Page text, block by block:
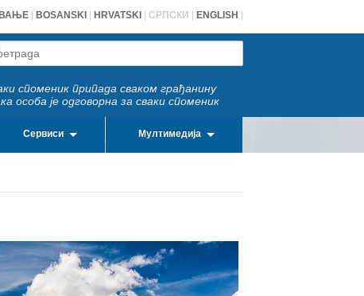
BOSANSKI HRVATSKI СРПСКИ ENGLISH
споменик припада сваком грађанину
особа је одговорна за сваки споменик
Сервиси Мултимедија